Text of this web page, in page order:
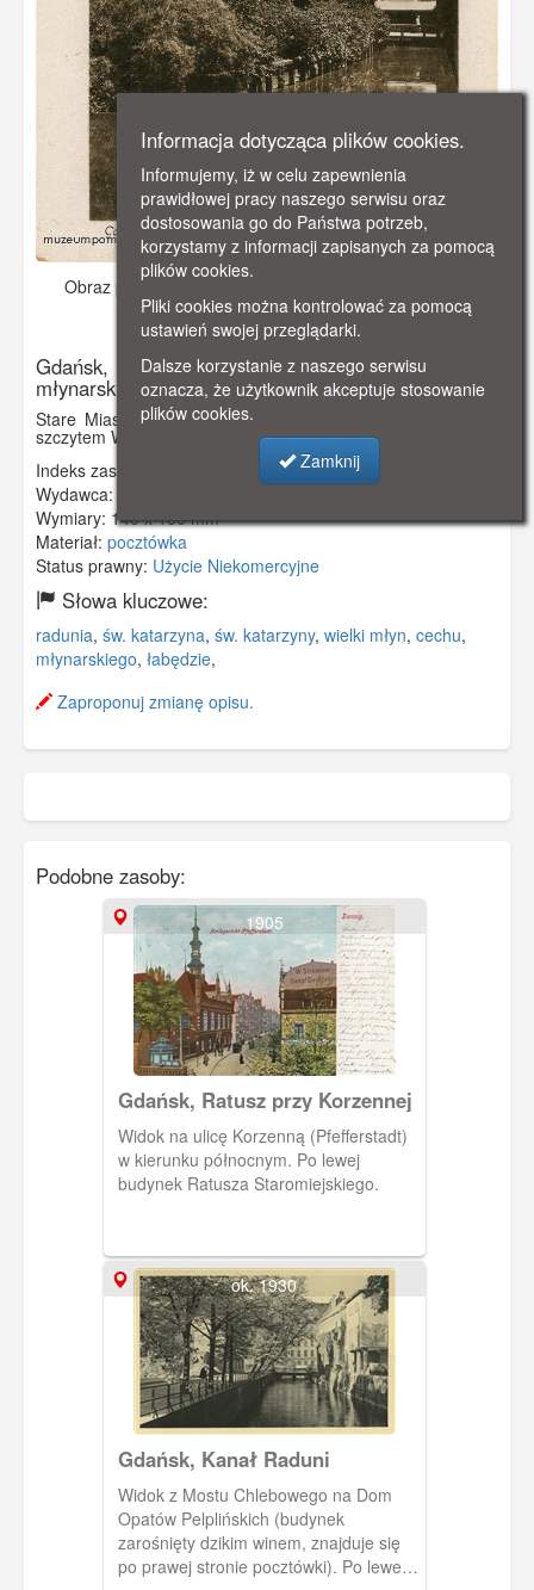
Obraz pochodzi z
Wyświetlono: 2643
Gdańsk, Kościół św. Katarzyny i dom cechu
młynarskiego
Stare Miasto, widok na wyspę z Domem Cechu Młynarzy,
szczytem Wielkiego Młyna i kościołem św. Katarzyny w tle.
Indeks zasobu:
Wydawca:
Wymiary: 140 x 180 mm
Materiał: pocztówka
Status prawny: Użycie Niekomercyjne
Słowa kluczowe:
radunia, św. katarzyna, św. katarzyny, wielki młyn, cechu,
młynarskiego, łabędzie,
Zaproponuj zmianę opisu.
Podobne zasoby:
1905
Gdańsk, Ratusz przy Korzennej
Widok na ulicę Korzenną (Pfefferstadt)
w kierunku północnym. Po lewej
budynek Ratusza Staromiejskiego.
ok. 1930
Gdańsk, Kanał Raduni
Widok z Mostu Chlebowego na Dom
Opatów Pelplińskich (budynek
zarośnięty dzikim winem, znajduje się
po prawej stronie pocztówki). Po lewej
Informacja dotycząca plików cookies.
Informujemy, iż w celu zapewnienia
prawidłowej pracy naszego serwisu oraz
dostosowania go do Państwa potrzeb,
korzystamy z informacji zapisanych za pomocą
plików cookies.
Pliki cookies można kontrolować za pomocą
ustawień swojej przeglądarki.
Dalsze korzystanie z naszego serwisu
oznacza, że użytkownik akceptuje stosowanie
plików cookies.
Zamknij